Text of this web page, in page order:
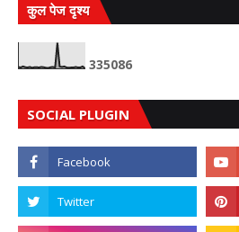
कुल पेज दृश्य
335086
SOCIAL PLUGIN